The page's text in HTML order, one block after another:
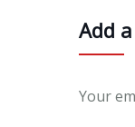
Add
Your